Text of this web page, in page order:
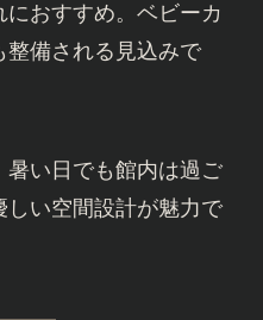
おすすめ。ベビーカ
整備される見込みで
い日でも館内は過ご
しい空間設計が魅力で